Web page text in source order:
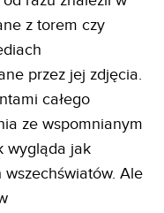
z torem czy
przez jej zdjęcia.
całego
ze wspomnianym
wygląda jak
Ale